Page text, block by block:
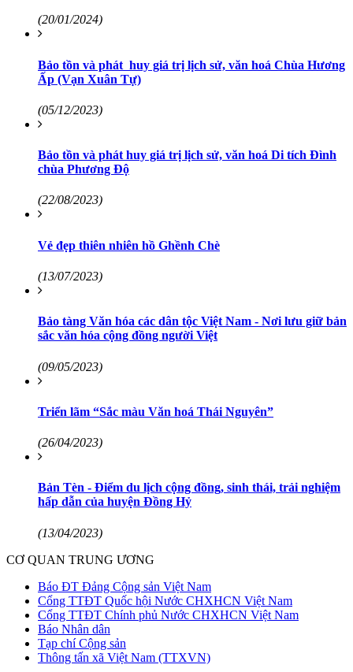
(20/01/2024)
Bảo tồn và phát huy giá trị lịch sử, văn hoá Chùa Hương
Ấp (Vạn Xuân Tự)
(05/12/2023)
Bảo tồn và phát huy giá trị lịch sử, văn hoá Di tích Đình
chùa Phương Độ
(22/08/2023)
Vẻ đẹp thiên nhiên hồ Ghềnh Chè
(13/07/2023)
Bảo tàng Văn hóa các dân tộc Việt Nam - Nơi lưu giữ bản
sắc văn hóa cộng đồng người Việt
(09/05/2023)
Triển lãm “Sắc màu Văn hoá Thái Nguyên”
(26/04/2023)
Bản Tèn - Điểm du lịch cộng đồng, sinh thái, trải nghiệm
hấp dẫn của huyện Đồng Hỷ
(13/04/2023)
CƠ QUAN TRUNG ƯƠNG
Báo ĐT Đảng Cộng sản Việt Nam
Cổng TTĐT Quốc hội Nước CHXHCN Việt Nam
Cổng TTĐT Chính phủ Nước CHXHCN Việt Nam
Báo Nhân dân
Tạp chí Cộng sản
Thông tấn xã Việt Nam (TTXVN)